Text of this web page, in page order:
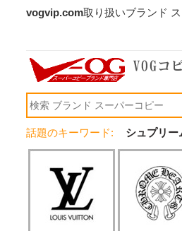
vogvip.com取り扱いブランド
話題のキーワード: シュプリー